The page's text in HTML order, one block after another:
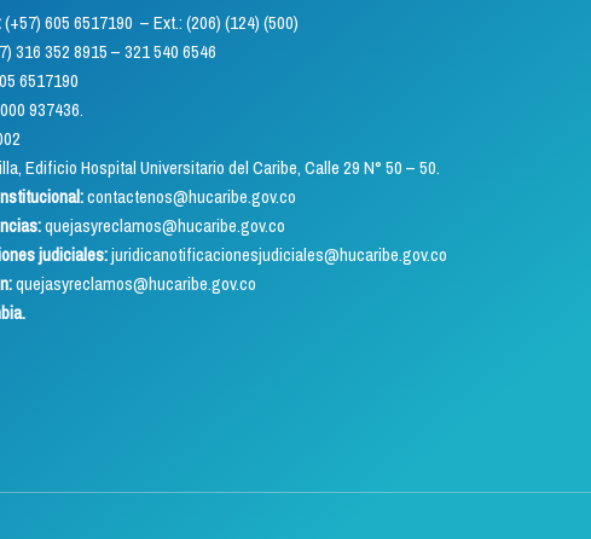
(+57) 605 6517190 – Ext.: (206) (124) (500)
8915 – 321 540 6546
6517190
937436.
Edificio Hospital Universitario del Caribe, Calle 29 N° 50 – 50.
contactenos@hucaribe.gov.co
quejasyreclamos@hucaribe.gov.co
judiciales:juridicanotificacionesjudiciales@hucaribe.gov.co
quejasyreclamos@hucaribe.gov.co